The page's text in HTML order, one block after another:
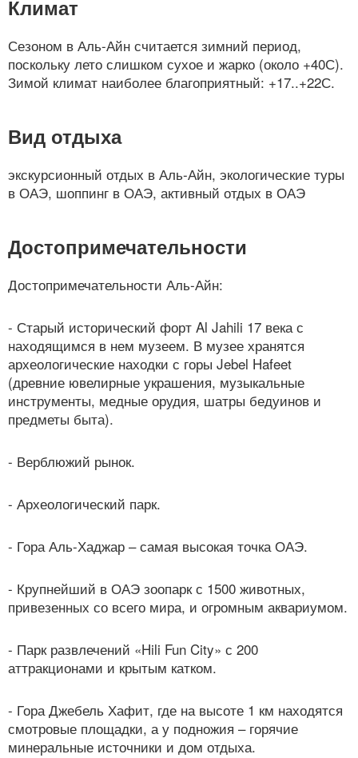
Климат
Сезоном в Аль-Айн считается зимний период,
поскольку лето слишком сухое и жарко (около +40С).
Зимой климат наиболее благоприятный: +17..+22С.
Вид отдыха
экскурсионный отдых в Аль-Айн, экологические туры
в ОАЭ, шоппинг в ОАЭ, активный отдых в ОАЭ
Достопримечательности
Достопримечательности Аль-Айн:
- Старый исторический форт Al Jahili 17 века с
находящимся в нем музеем. В музее хранятся
археологические находки с горы Jebel Hafeet
(древние ювелирные украшения, музыкальные
инструменты, медные орудия, шатры бедуинов и
предметы быта).
- Верблюжий рынок.
- Археологический парк.
- Гора Аль-Хаджар – самая высокая точка ОАЭ.
- Крупнейший в ОАЭ зоопарк с 1500 животных,
привезенных со всего мира, и огромным аквариумом.
- Парк развлечений «Hili Fun City» с 200
аттракционами и крытым катком.
- Гора Джебель Хафит, где на высоте 1 км находятся
смотровые площадки, а у подножия – горячие
минеральные источники и дом отдыха.